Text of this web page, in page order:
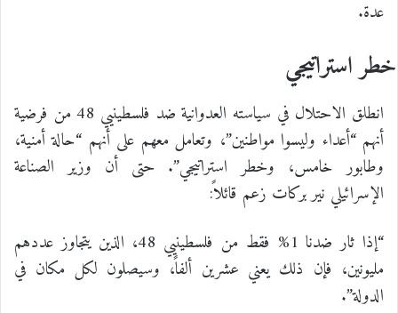
عدة.
خطر استراتيجي
انطلق الاحتلال في سياسته العدوانية ضد فلسطينيي 48 من فرضية
أنهم “أعداء وليسوا مواطنين”، وتعامل معهم على أنهم “حالة أمنية،
وطابور خامس، وخطر استراتيجي”. حتى أن وزير الصناعة
الإسرائيلي نير بركات زعم قائلاً:
“إذا ثار ضدنا 1% فقط من فلسطينيي 48، الذين يتجاوز عددهم
مليونين، فإن ذلك يعني عشرين ألفاً، وسيصلون لكل مكان في
الدولة”.